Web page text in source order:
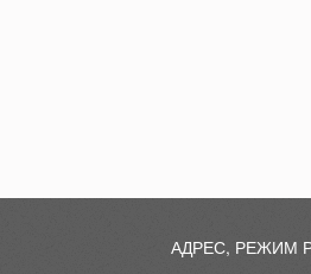
АДРЕС, РЕЖИМ